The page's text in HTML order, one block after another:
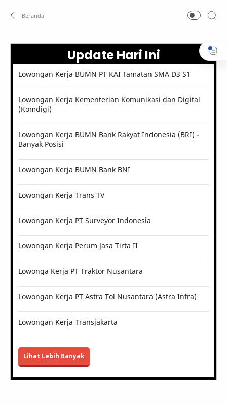
Update Hari Ini
Lowongan Kerja BUMN PT KAI Tamatan SMA D3 S1
Lowongan Kerja Kementerian Komunikasi dan Digital
(Komdigi)
Lowongan Kerja BUMN Bank Rakyat Indonesia (BRI) -
Banyak Posisi
Lowongan Kerja BUMN Bank BNI
Lowongan Kerja Trans TV
Lowongan Kerja PT Surveyor Indonesia
Lowongan Kerja Perum Jasa Tirta II
Lowonga Kerja PT Traktor Nusantara
Lowongan Kerja PT Astra Tol Nusantara (Astra Infra)
Lowongan Kerja Transjakarta
Lihat Lebih Banyak